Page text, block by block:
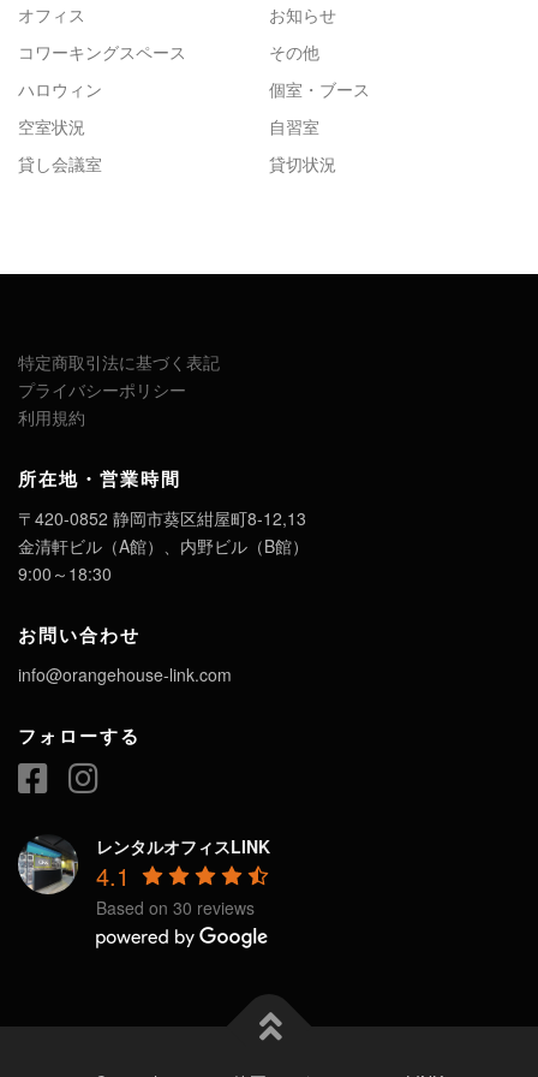
オフィス
お知らせ
コワーキングスペース
その他
ハロウィン
個室・ブース
空室状況
自習室
貸し会議室
貸切状況
特定商取引法に基づく表記
プライバシーポリシー
利用規約
所在地・営業時間
〒420-0852 静岡市葵区紺屋町8-12,13
金清軒ビル（A館）、内野ビル（B館）
9:00～18:30
お問い合わせ
info@orangehouse-link.com
フォローする
レンタルオフィスLINK
4.1
Based on 30 reviews